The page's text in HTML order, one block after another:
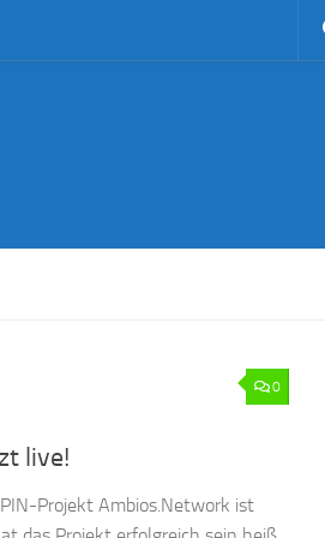
0
live!
Projekt Ambios.Network ist